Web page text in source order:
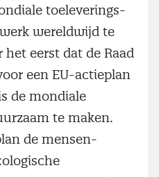
toeleverings­
wereldwijd te
eerst dat de Raad
een EU-actieplan
de mondiale
te maken.
de mensen­